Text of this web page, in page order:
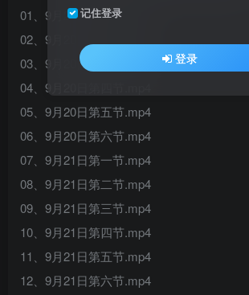
01、9月20日第一节.mp4
02、9月20日第二节.mp4
03、9月20日第三节.mp4
04、9月20日第四节.mp4
05、9月20日第五节.mp4
06、9月20日第六节.mp4
07、9月21日第一节.mp4
08、9月21日第二节.mp4
09、9月21日第三节.mp4
10、9月21日第四节.mp4
11、9月21日第五节.mp4
12、9月21日第六节.mp4
记住登录
登录